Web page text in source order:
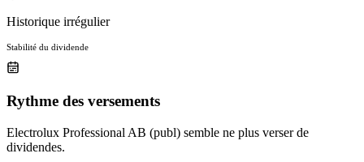
Historique irrégulier
Stabilité du dividende
Rythme des versements
Electrolux Professional AB (publ) semble ne plus verser de
dividendes.